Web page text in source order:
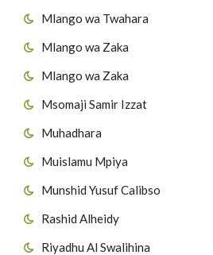
Mlango wa Twahara
Mlango wa Zaka
Mlango wa Zaka
Msomaji Samir Izzat
Muhadhara
Muislamu Mpiya
Munshid Yusuf Calibso
Rashid Alheidy
Riyadhu Al Swalihina